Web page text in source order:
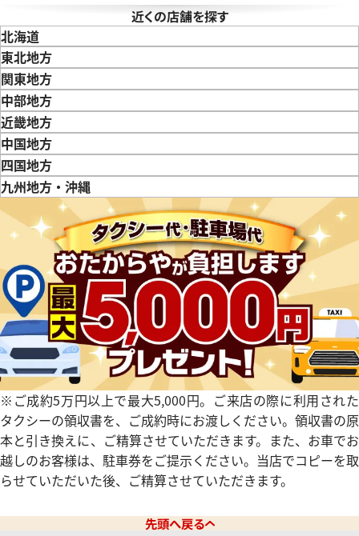
リブル ドゥ カルティエ
格
日時点の参考買取価格です
カルティエ バロン ブルー ド
エ W69012Z4
参考買取価格
457,000円
※2026年3月27日時点の参考
ンテール ウォッチ SM
格
カルティエ カリブル ドゥ カ
W7100015
参考買取価格
438,000円
近くの店舗を探す
北海道
東北地方
青森県岩手県
関東地方
東京都神奈川県
中部地方
新潟県富山県
近畿地方
三重県滋賀県
中国地方
鳥取県島根県
四国地方
徳島県香川県愛媛県
九州地方・沖縄
福岡県
佐賀県 長崎県 熊本県大分県宮崎県鹿児島県
※ご成約5万円以上で最大5,000円。ご来店の際に利用された
タクシーの領収書を、ご成約時にお渡しください。領収書の原
本と引き換えに、ご精算させていただきます。また、お車でお
越しのお客様は、駐車券をご提示ください。当店でコピーを取
らせていただいた後、ご精算させていただきます。
先頭へ戻る